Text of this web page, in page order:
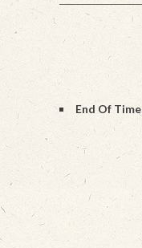
End Of Time